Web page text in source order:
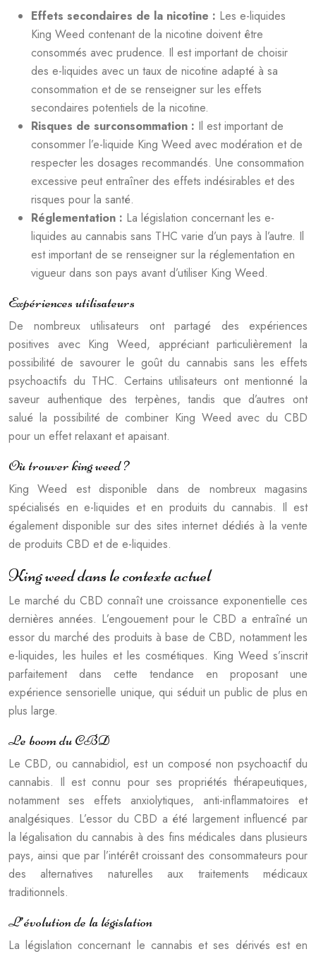
Effets secondaires de la nicotine : Les e-liquides
King Weed contenant de la nicotine doivent être
consommés avec prudence. Il est important de choisir
des e-liquides avec un taux de nicotine adapté à sa
consommation et de se renseigner sur les effets
secondaires potentiels de la nicotine.
Risques de surconsommation : Il est important de
consommer l’e-liquide King Weed avec modération et de
respecter les dosages recommandés. Une consommation
excessive peut entraîner des effets indésirables et des
risques pour la santé.
Réglementation : La législation concernant les e-
liquides au cannabis sans THC varie d’un pays à l’autre. Il
est important de se renseigner sur la réglementation en
vigueur dans son pays avant d’utiliser King Weed.
Expériences utilisateurs
De nombreux utilisateurs ont partagé des expériences
positives avec King Weed, appréciant particulièrement la
possibilité de savourer le goût du cannabis sans les effets
psychoactifs du THC. Certains utilisateurs ont mentionné la
saveur authentique des terpènes, tandis que d’autres ont
salué la possibilité de combiner King Weed avec du CBD
pour un effet relaxant et apaisant.
Où trouver king weed ?
King Weed est disponible dans de nombreux magasins
spécialisés en e-liquides et en produits du cannabis. Il est
également disponible sur des sites internet dédiés à la vente
de produits CBD et de e-liquides.
King weed dans le contexte actuel
Le marché du CBD connaît une croissance exponentielle ces
dernières années. L’engouement pour le CBD a entraîné un
essor du marché des produits à base de CBD, notamment les
e-liquides, les huiles et les cosmétiques. King Weed s’inscrit
parfaitement dans cette tendance en proposant une
expérience sensorielle unique, qui séduit un public de plus en
plus large.
Le boom du CBD
Le CBD, ou cannabidiol, est un composé non psychoactif du
cannabis. Il est connu pour ses propriétés thérapeutiques,
notamment ses effets anxiolytiques, anti-inflammatoires et
analgésiques. L’essor du CBD a été largement influencé par
la légalisation du cannabis à des fins médicales dans plusieurs
pays, ainsi que par l’intérêt croissant des consommateurs pour
des alternatives naturelles aux traitements médicaux
traditionnels.
L’évolution de la législation
La législation concernant le cannabis et ses dérivés est en